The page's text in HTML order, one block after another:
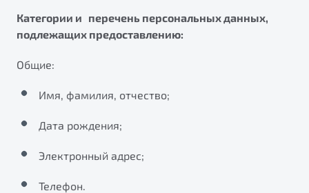
Категории и перечень персональных данных,
подлежащих предоставлению:
Общие:
Имя, фамилия, отчество;
Дата рождения;
Электронный адрес;
Телефон.